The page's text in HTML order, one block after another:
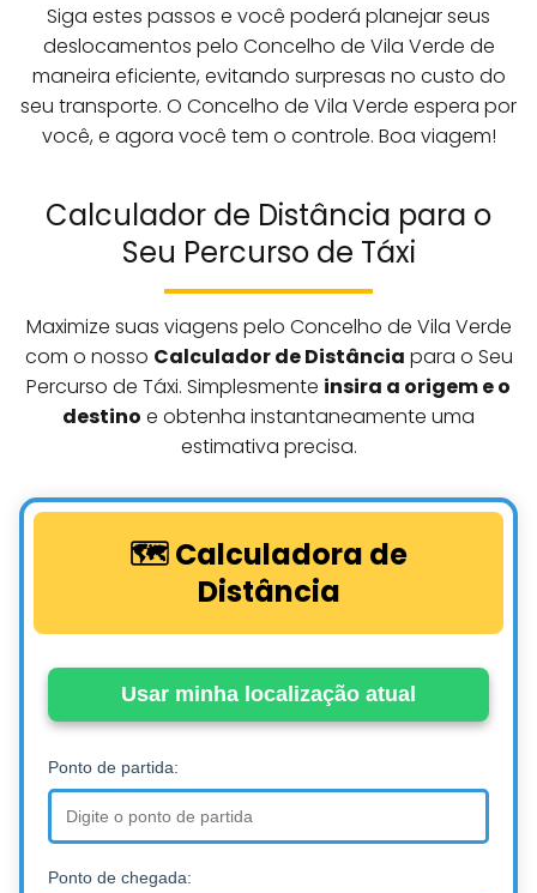
Siga estes passos e você poderá planejar seus
deslocamentos pelo Concelho de Vila Verde de
maneira eficiente, evitando surpresas no custo do
seu transporte. O Concelho de Vila Verde espera por
você, e agora você tem o controle. Boa viagem!
Calculador de Distância para o
Seu Percurso de Táxi
Maximize suas viagens pelo Concelho de Vila Verde
com o nosso Calculador de Distância para o Seu
Percurso de Táxi. Simplesmente insira a origem e o
destino e obtenha instantaneamente uma
estimativa precisa.
🗺️ Calculadora de
Distância
Usar minha localização atual
Ponto de partida:
Ponto de chegada: